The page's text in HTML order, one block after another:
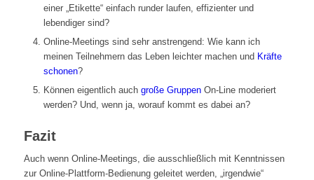
einer „Etikette“ einfach runder laufen, effizienter und
lebendiger sind?
Online-Meetings sind sehr anstrengend: Wie kann ich
meinen Teilnehmern das Leben leichter machen und Kräfte
schonen?
Können eigentlich auch große GruppenOn-Line moderiert
werden? Und, wenn ja, worauf kommt es dabei an?
Fazit
Auch wenn Online-Meetings, die ausschließlich mit Kenntnissen
zur Online-Plattform-Bedienung geleitet werden, „irgendwie“